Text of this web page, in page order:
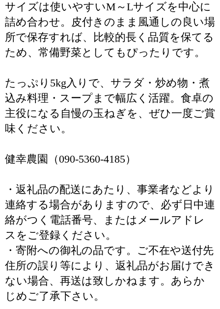
サイズは使いやすいM～Lサイズを中心に
詰め合わせ。皮付きのまま風通しの良い場
所で保存すれば、比較的長く品質を保てる
ため、常備野菜としてもぴったりです。
たっぷり5kg入りで、サラダ・炒め物・煮
込み料理・スープまで幅広く活躍。食卓の
主役になる自慢の玉ねぎを、ぜひ一度ご賞
味ください。
健幸農園（090-5360-4185）
・返礼品の配送にあたり、事業者などより
連絡する場合がありますので、必ず日中連
絡がつく電話番号、またはメールアドレ
スをご登録ください。
・寄附への御礼の品です。ご不在や送付先
住所の誤り等により、返礼品がお届けでき
ない場合、再送は致しかねます。あらか
じめご了承下さい。